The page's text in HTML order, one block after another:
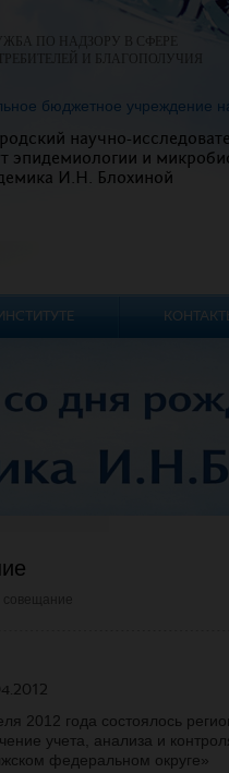
2012 года состоялось
учета, анализа и
федеральном округе»
ПО НАДЗОРУ В СФЕРЕ
И БЛАГОПОЛУЧИЯ
бюджетное учреждение
научно-
эпидемиологии и
И.Н. Блохиной